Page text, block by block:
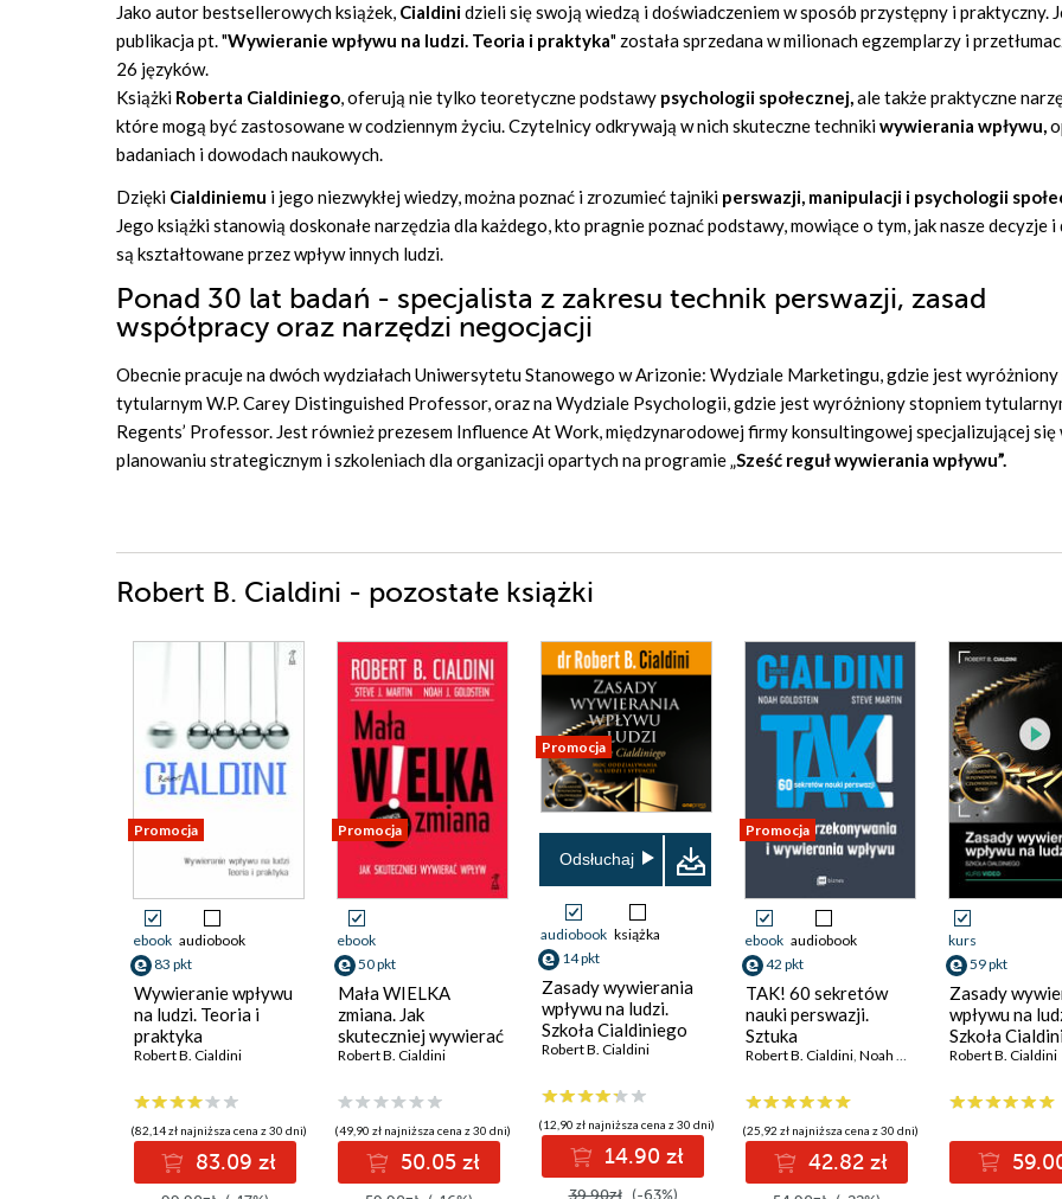
Jako autor bestsellerowych książek, Cialdinidzieli się swoją wiedzą i doświadczeniem w sposób przystępny i praktyczny.
publikacja pt. "Wywieranie wpływu na ludzi. Teoria i praktyka" została sprzedana w milionach egzemplarzy i
26 języków.
Książki Roberta Cialdiniego, oferują nie tylko teoretyczne podstawy psychologii społecznej,ale także praktyczne
które mogą być zastosowane w codziennym życiu. Czytelnicy odkrywają w nich skuteczne technikiwywierania wpływu,
badaniach i dowodach naukowych.
Dzięki Cialdiniemu i jego niezwykłej wiedzy, można poznać i zrozumieć tajniki perswazji, manipulacji i psychologii
Jego książki stanowią doskonałe narzędzia dla każdego, kto pragnie poznać podstawy, mowiące o tym, jak nasze decyzje i
są kształtowane przez wpływ innych ludzi.
Ponad 30 lat badań - specjalista z zakresu technik perswazji, zasad
współpracy oraz narzędzi negocjacji
Obecnie pracuje na dwóch wydziałach Uniwersytetu Stanowego w Arizonie: Wydziale Marketingu, gdzie jest
tytularnym W.P. Carey Distinguished Professor, oraz na Wydziale Psychologii, gdzie jest wyróżniony stopniem
Regents’ Professor. Jest również prezesem Influence At Work, międzynarodowej firmy konsultingowej specjalizującej się
planowaniu strategicznym i szkoleniach dla organizacji opartych na programie „Sześć reguł wywierania wpływu”.
Robert B. Cialdini - pozostałe książki
Promocja
ebook audiobook
83 pkt
Wywieranie wpływu
na ludzi. Teoria i
praktyka
Robert B. Cialdini
(82,14 zł najniższa cena z 30 dni)
83.09 zł
Promocja
ebook
50 pkt
Mała WIELKA
zmiana. Jak
skuteczniej wywierać
wpływ
Robert B. Cialdini
(49,90 zł najniższa cena z 30 dni)
50.05 zł
Promocja
Odsłuchaj
audiobook książka
14 pkt
Zasady wywierania
wpływu na ludzi.
Szkoła Cialdiniego
Robert B. Cialdini
(12,90 zł najniższa cena z 30 dni)
14.90 zł
39.90zł (-63%)
Promocja
ebook audiobook
42 pkt
TAK! 60 sekretów
nauki perswazji.
Sztuka
przekonywania i
Robert B. Cialdini, Noah Goldstein ,Steve Martin
(25,92 zł najniższa cena z 30 dni)
42.82 zł
kurs
59 pkt
Zasady
wpływu na
Szkoła
Kurs video
Robert B. Cialdini